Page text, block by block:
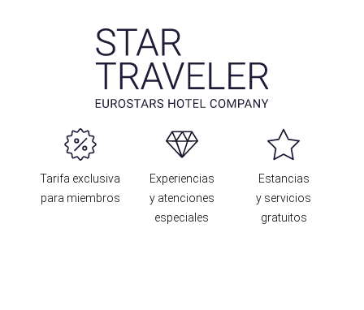
Tarifa exclusiva
para miembros
Experiencias
y atenciones
especiales
Estancias
y servicios
gratuitos